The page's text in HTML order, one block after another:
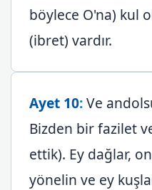
böylece O'na) kul
(ibret) vardır.
Ayet 10:Ve
Bizden bir fazilet
ettik). Ey dağlar,
yönelin ve ey